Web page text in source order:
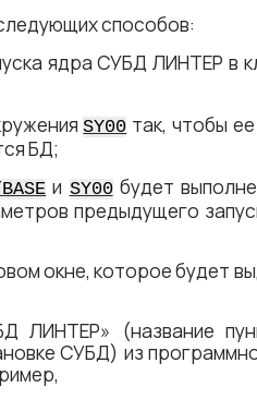
способов:
ядра СУБД ЛИНТЕР в
SY00 так, чтобы
БД;
и SY00будет
предыдущего
окне, которое будет
ЛИНТЕР» (название
СУБД) из